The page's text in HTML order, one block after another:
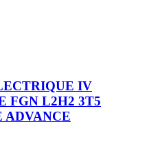
IV
FGN L2H2 3T5
ADVANCE